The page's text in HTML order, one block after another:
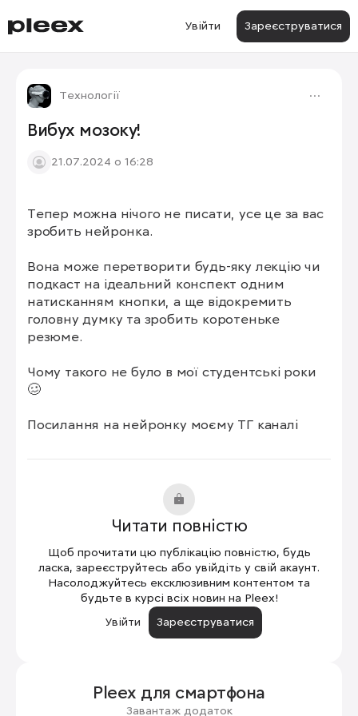
Увійти Зареєструватися
Технології
Вибух мозоку!
21.07.2024 о 16:28
Тепер можна нічого не писати, усе це за вас
зробить нейронка.
Вона може перетворити будь-яку лекцію чи
подкаст на ідеальний конспект одним
натисканням кнопки, а ще відокремить
головну думку та зробить коротеньке
резюме.
Чому такого не було в мої студентські роки
🥴
Посилання на нейронку моєму ТГ каналі
Читати повністю
Щоб прочитати цю публікацію повністю, будь
ласка, зареєструйтесь або увійдіть у свій акаунт.
Насолоджуйтесь ексклюзивним контентом та
будьте в курсі всіх новин на Pleex!
Увійти
Зареєструватися
Pleex для смартфона
Завантаж додаток